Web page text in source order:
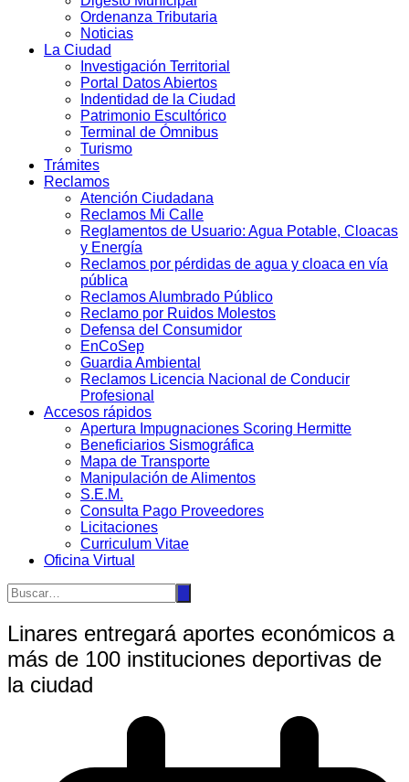
Ordenanza Tributaria
Noticias
La Ciudad
Investigación Territorial
Portal Datos Abiertos
Indentidad de la Ciudad
Patrimonio Escultórico
Terminal de Ómnibus
Turismo
Trámites
Reclamos
Atención Ciudadana
Reclamos Mi Calle
Reglamentos de Usuario: Agua Potable, Cloacas
y Energía
Reclamos por pérdidas de agua y cloaca en vía
pública
Reclamos Alumbrado Público
Reclamo por Ruidos Molestos
Defensa del Consumidor
EnCoSep
Guardia Ambiental
Reclamos Licencia Nacional de Conducir
Profesional
Accesos rápidos
Apertura Impugnaciones Scoring Hermitte
Beneficiarios Sismográfica
Mapa de Transporte
Manipulación de Alimentos
S.E.M.
Consulta Pago Proveedores
Licitaciones
Curriculum Vitae
Oficina Virtual
Linares entregará aportes económicos a
más de 100 instituciones deportivas de
la ciudad